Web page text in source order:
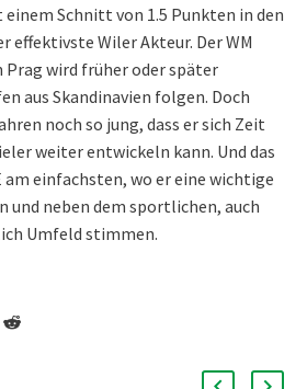
Schnitt von 1.5 Punkten in den
effektivste Wiler Akteur. Der WM
Prag wird früher oder später
aus Skandinavien folgen. Doch
noch so jung, dass er sich Zeit
weiter entwickeln kann. Und das
am einfachsten, wo er eine wichtige
und neben dem sportlichen, auch
Umfeld stimmen.